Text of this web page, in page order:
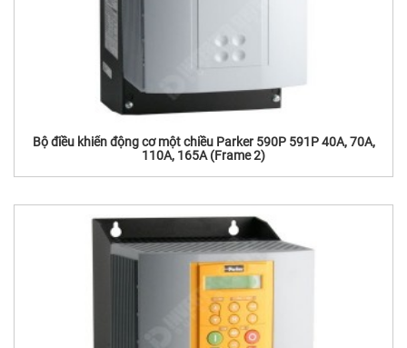
Bộ điều khiển động cơ một chiều Parker 590P 591P 40A, 70A,
110A, 165A (Frame 2)